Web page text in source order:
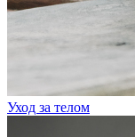
Уход за телом